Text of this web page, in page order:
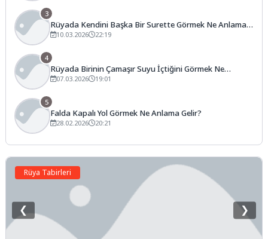
3
Rüyada Kendini Başka Bir Surette Görmek Ne Anlama
Gelir?
10.03.2026 22:19
4
Rüyada Birinin Çamaşır Suyu İçtiğini Görmek Ne
Anlama Gelir?
07.03.2026 19:01
5
Falda Kapalı Yol Görmek Ne Anlama Gelir?
28.02.2026 20:21
Rüya Tabirleri
❮ ❯